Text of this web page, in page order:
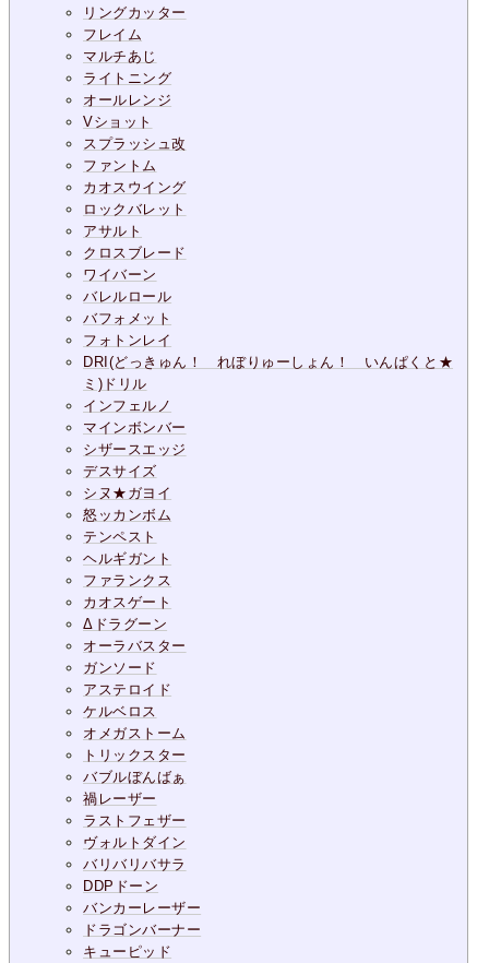
リングカッター
フレイム
マルチあじ
ライトニング
オールレンジ
Vショット
スプラッシュ改
ファントム
カオスウイング
ロックバレット
アサルト
クロスブレード
ワイバーン
バレルロール
バフォメット
フォトンレイ
DRI(どっきゅん！ れぼりゅーしょん！ いんぱくと★
ミ)ドリル
インフェルノ
マインボンバー
シザースエッジ
デスサイズ
シヌ★ガヨイ
怒ッカンボム
テンペスト
ヘルギガント
ファランクス
カオスゲート
Δドラグーン
オーラバスター
ガンソード
アステロイド
ケルベロス
オメガストーム
トリックスター
バブルぼんばぁ
禍レーザー
ラストフェザー
ヴォルトダイン
バリバリバサラ
DDPドーン
バンカーレーザー
ドラゴンバーナー
キューピッド